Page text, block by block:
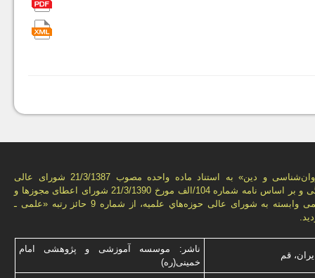
فصل‌نامه «روان‌شناسی و دين» به استناد ماده واحده مصوب 21/3/1387 شورای عالی
انقلاب فرهنگی و بر اساس نامه شماره 104/الف مورخ 21/3/1390 شورای اعطای مجوزها و
امتيازهای علمی وابسته به شورای عالی حوزه‌هاي علميه، از شماره 9 حائز رتبه «علمی ـ
قم
ناشر: موسسه آموزشی و پژوهشی امام
خمینی(ره)